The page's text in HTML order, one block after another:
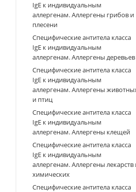
IgE к индивидуальным
аллергенам. Аллергены грибов и
плесени
Специфические антитела класса
IgE к индивидуальным
аллергенам. Аллергены деревьев
Специфические антитела класса
IgE к индивидуальным
аллергенам. Аллергены
и птиц
Специфические антитела класса
IgE к индивидуальным
аллергенам. Аллергены клещей
Специфические антитела класса
IgE к индивидуальным
аллергенам. Аллергены лекарств
химических
Специфические антитела класса